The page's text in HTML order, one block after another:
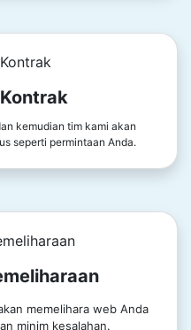
kemudian tim kami akan
seperti permintaan Anda.
memelihara web Anda
minim kesalahan.